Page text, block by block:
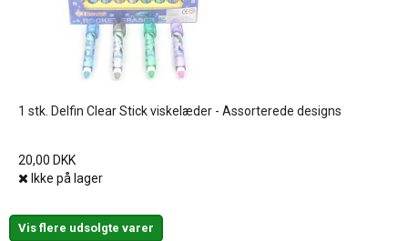
1 stk. Delfin Clear Stick viskelæder - Assorterede designs
20,00 DKK
Ikke på lager
Vis flere udsolgte varer